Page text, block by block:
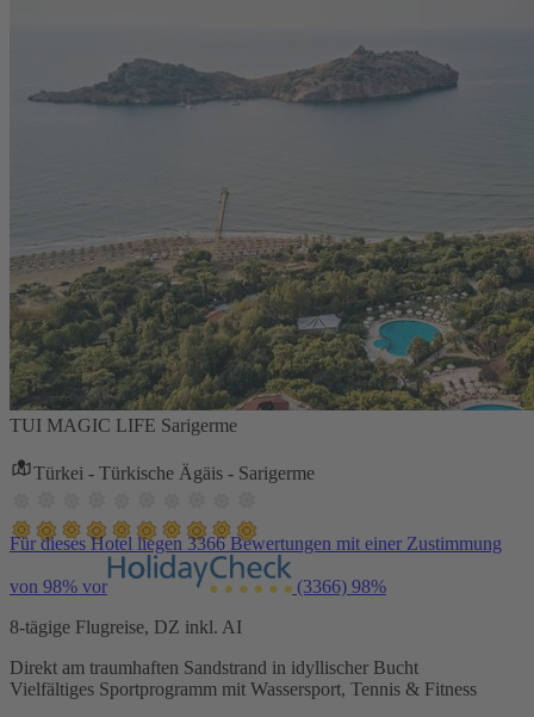
TUI MAGIC LIFE Sarigerme
Türkei - Türkische Ägäis - Sarigerme
Für dieses Hotel liegen 3366 Bewertungen mit einer Zustimmung
von 98% vor (3366) 98%
8-tägige Flugreise, DZ inkl. AI
Direkt am traumhaften Sandstrand in idyllischer Bucht
Vielfältiges Sportprogramm mit Wassersport, Tennis & Fitness